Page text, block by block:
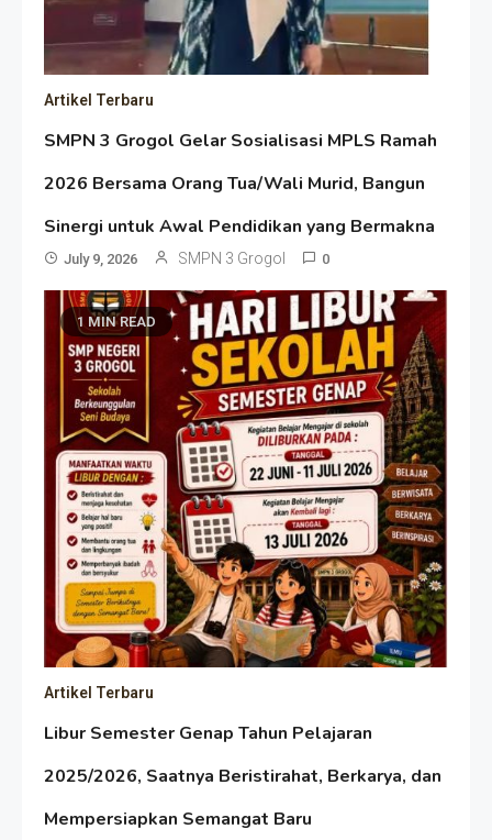
Artikel Terbaru
SMPN 3 Grogol Gelar Sosialisasi MPLS Ramah
2026 Bersama Orang Tua/Wali Murid, Bangun
Sinergi untuk Awal Pendidikan yang Bermakna
July 9, 2026 SMPN 3 Grogol 0
1 MIN READ
Artikel Terbaru
Libur Semester Genap Tahun Pelajaran
2025/2026, Saatnya Beristirahat, Berkarya, dan
Mempersiapkan Semangat Baru